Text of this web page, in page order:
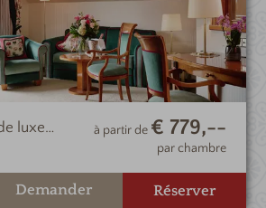
luxe
à partir de € 779,--
par chambre
Demander Réserver